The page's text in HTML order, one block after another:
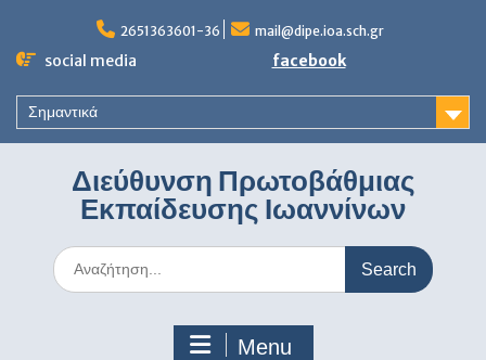
content
2651363601-36 mail@dipe.ioa.sch.gr
social media facebook
Σημαντικά
Διεύθυνση Πρωτοβάθμιας
Εκπαίδευσης Ιωαννίνων
Search
for:
Menu